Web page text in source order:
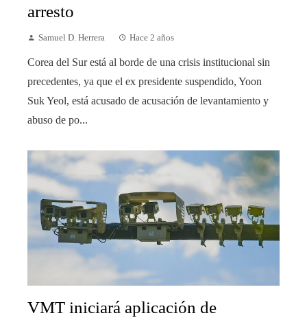
arresto
Samuel D. Herrera Hace 2 años
Corea del Sur está al borde de una crisis institucional sin
precedentes, ya que el ex presidente suspendido, Yoon
Suk Yeol, está acusado de acusación de levantamiento y
abuso de po...
VMT iniciará aplicación de